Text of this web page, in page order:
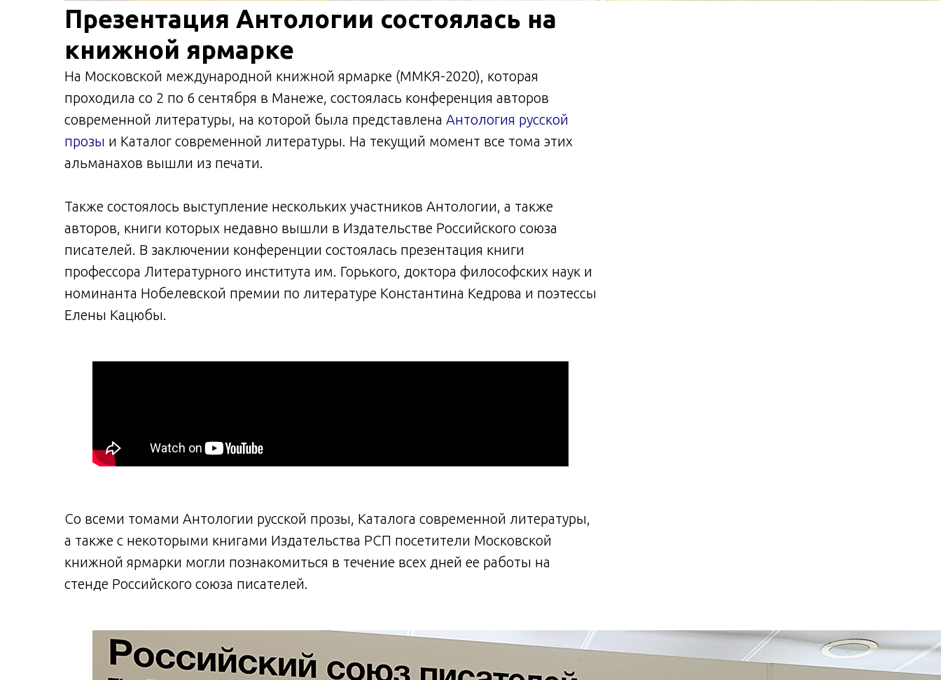
Презентация Антологии состоялась на
книжной ярмарке
На Московской международной книжной ярмарке (ММКЯ-2020), которая
проходила со 2 по 6 сентября в Манеже, состоялась конференция авторов
современной литературы, на которой была представлена Антология русской
прозы и Каталог современной литературы. На текущий момент все тома этих
альманахов вышли из печати.
Также состоялось выступление нескольких участников Антологии, а также
авторов, книги которых недавно вышли в Издательстве Российского союза
писателей. В заключении конференции состоялась презентация книги
профессора Литературного института им. Горького, доктора философских наук и
номинанта Нобелевской премии по литературе Константина Кедрова и поэтессы
Елены Кацюбы.
Со всеми томами Антологии русской прозы, Каталога современной литературы,
а также с некоторыми книгами Издательства РСП посетители Московской
книжной ярмарки могли познакомиться в течение всех дней ее работы на
стенде Российского союза писателей.